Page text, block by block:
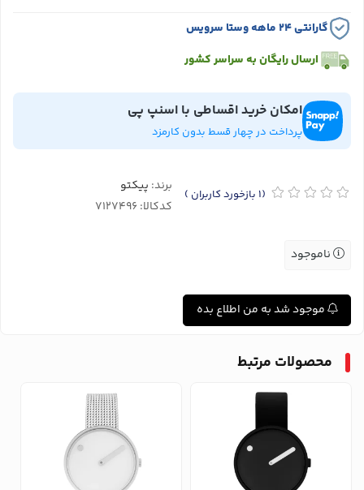
گارانتی ۲۴ ماهه وستا سرویس
ارسال رایگان به سراسر کشور
امکان خرید اقساطی با اسنپ پی
پرداخت در چهار قسط بدون کارمزد
(1 بازخورد کاربران ) برند: پیکتو
کدکالا:
ناموجود
موجود شد به من اطلاع بده
محصولات مرتبط